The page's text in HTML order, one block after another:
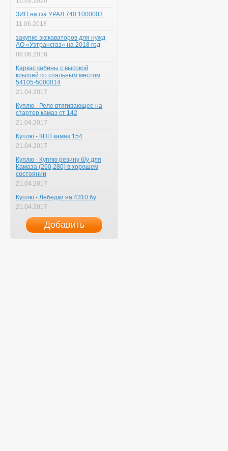
ЗИП на с/а УРАЛ 740.1000003
11.06.2018
закупке экскаваторов для нужд
АО «Узтрансгаз» на 2018 год
08.06.2018
Каркас кабины с высокой
крышей со спальным местом
54105-5000014
21.04.2017
Куплю - Реле втягивающее на
стартер камаз ст 142
21.04.2017
Куплю - КПП камаз 154
21.04.2017
Куплю - Куплю резину б/у для
Камаза (260,280) в хорошем
состоянии
21.04.2017
Куплю - Лебедки на 4310 бу
21.04.2017
Добавить